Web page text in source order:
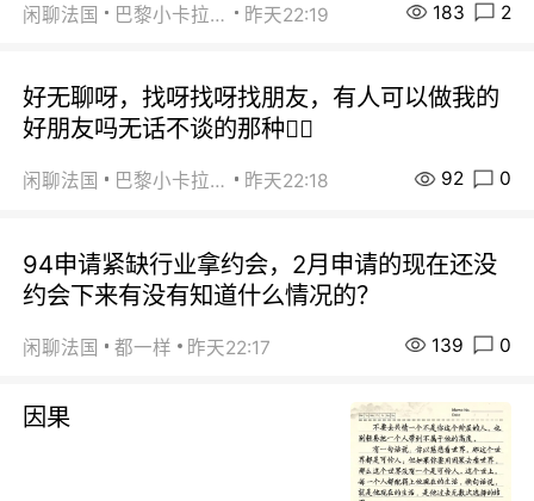
闲聊法国 巴黎小卡拉咪 昨天22:19 183 2
好无聊呀，找呀找呀找朋友，有人可以做我的
好朋友吗无话不谈的那种😮‍💨
闲聊法国 巴黎小卡拉咪 昨天22:18 92 0
94申请紧缺行业拿约会，2月申请的现在还没
约会下来有没有知道什么情况的？
闲聊法国 都一样 昨天22:17 139 0
因果